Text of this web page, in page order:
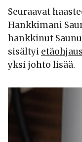
Seuraavat
Hankkimani
hankkinut
sisältyi
yksi johto lisää.